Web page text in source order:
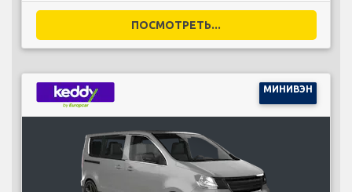
ПОСМОТРЕТЬ...
МИНИВЭН